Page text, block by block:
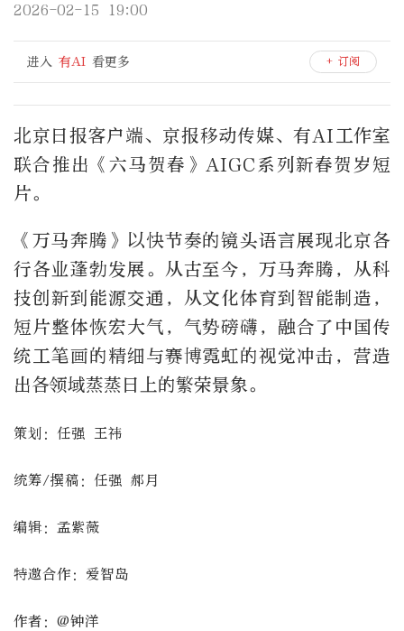
2026-02-15 19:00
进入 有AI 看更多 + 订阅
北京日报客户端、京报移动传媒、有AI工作室
联合推出《六马贺春》AIGC系列新春贺岁短
片。
《万马奔腾》以快节奏的镜头语言展现北京各
行各业蓬勃发展。从古至今，万马奔腾，从科
技创新到能源交通，从文化体育到智能制造，
短片整体恢宏大气，气势磅礴，融合了中国传
统工笔画的精细与赛博霓虹的视觉冲击，营造
出各领域蒸蒸日上的繁荣景象。
策划：任强 王祎
统筹/撰稿：任强 郝月
编辑：孟紫薇
特邀合作：爱智岛
作者：@钟洋